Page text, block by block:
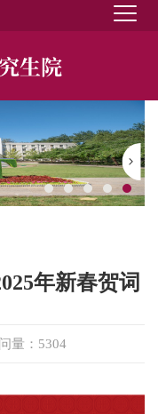
年新春贺词
量： 5304